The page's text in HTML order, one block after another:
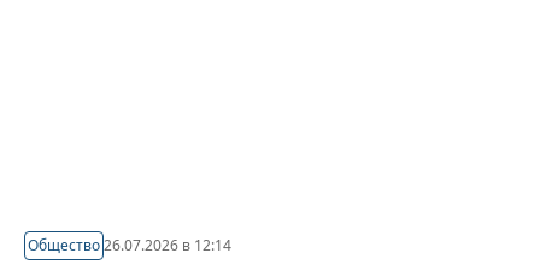
Общество26.07.2026 в 12:14